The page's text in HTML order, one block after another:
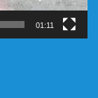
01:11